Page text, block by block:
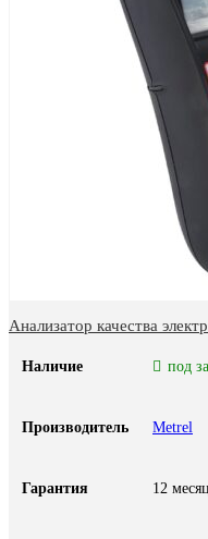
Анализатор качества
Наличие под
Производитель Metrel
Гарантия 12